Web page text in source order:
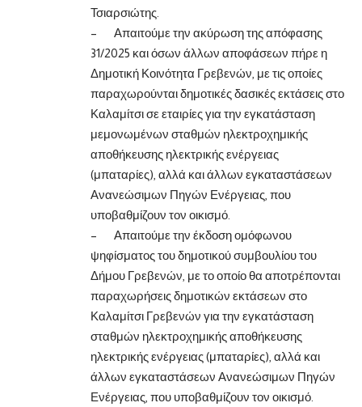
Τσιαρσιώτης.
– Απαιτούμε την ακύρωση της απόφασης
31/2025 και όσων άλλων αποφάσεων πήρε η
Δημοτική Κοινότητα Γρεβενών, με τις οποίες
παραχωρούνται δημοτικές δασικές εκτάσεις στο
Καλαμίτσι σε εταιρίες για την εγκατάσταση
μεμονωμένων σταθμών ηλεκτροχημικής
αποθήκευσης ηλεκτρικής ενέργειας
(μπαταρίες), αλλά και άλλων εγκαταστάσεων
Ανανεώσιμων Πηγών Ενέργειας, που
υποβαθμίζουν τον οικισμό.
– Απαιτούμε την έκδοση ομόφωνου
ψηφίσματος του δημοτικού συμβουλίου του
Δήμου Γρεβενών, με το οποίο θα αποτρέπονται
παραχωρήσεις δημοτικών εκτάσεων στο
Καλαμίτσι Γρεβενών για την εγκατάσταση
σταθμών ηλεκτροχημικής αποθήκευσης
ηλεκτρικής ενέργειας (μπαταρίες), αλλά και
άλλων εγκαταστάσεων Ανανεώσιμων Πηγών
Ενέργειας, που υποβαθμίζουν τον οικισμό.